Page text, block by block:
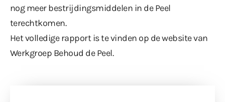
nog meer bestrijdingsmiddelen in de Peel
terechtkomen.
Het volledige rapport is te vinden op de website van
Werkgroep Behoud de Peel.